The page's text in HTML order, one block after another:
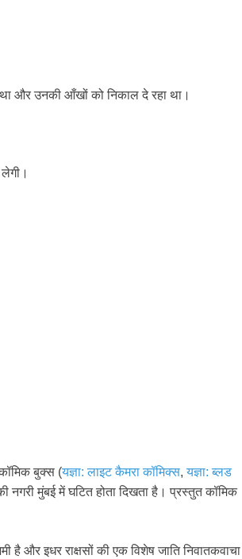
था और उनकी आँखों को निकाल दे रहा था।
बुक्स (यज्ञा: लाइट कैमरा कॉमिक्स,यज्ञा: ब्लड
नगरी मुंबई में घटित होता दिखता है। प्रस्तुत कॉमिक
है और इधर राक्षसों की एक विशेष जाति निवातकवाचा